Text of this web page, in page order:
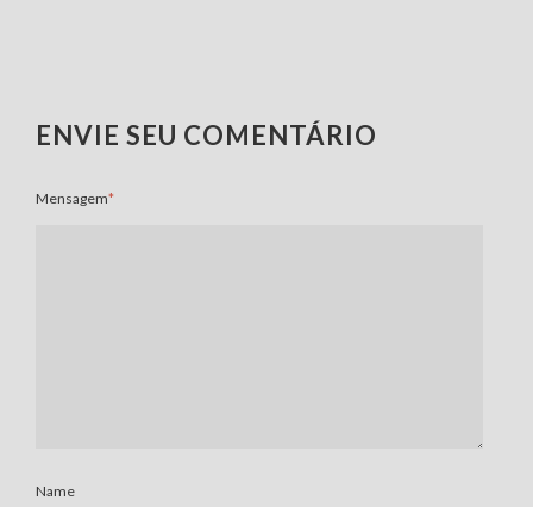
ENVIE SEU COMENTÁRIO
Mensagem*
Name